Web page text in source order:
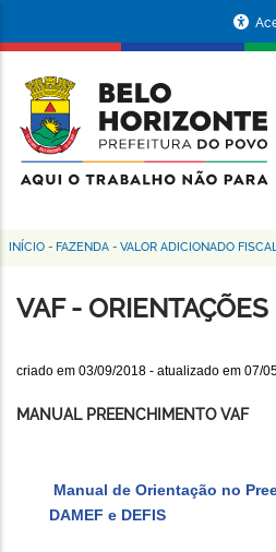
conteúdo
principal
da
Prefeitura
de
Horizonte
Trilha
de
INÍCIO - FAZENDA - VALOR ADICIONADO
VAF - ORIENTAÇÕES
criado em 03/09/2018 - atualizado em 07/
MANUAL PREENCHIMENTO VAF
Manual de Orientação no
DAMEF e DEFIS